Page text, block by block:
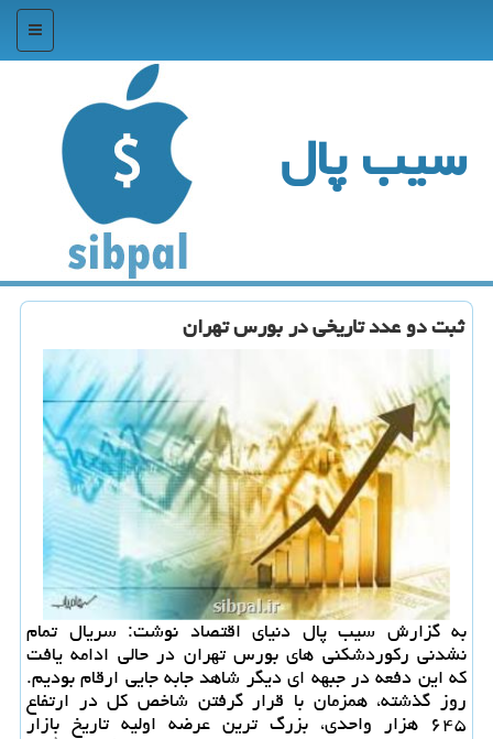
منو
سیب پال
ثبت دو عدد تاریخی در بورس تهران
به گزارش سیب پال دنیای اقتصاد نوشت: سریال تمام
نشدنی ركوردشكنی های بورس تهران در حالی ادامه یافت
كه این دفعه در جبهه ای دیگر شاهد جابه جایی ارقام بودیم.
روز گذشته، همزمان با قرار گرفتن شاخص كل در ارتفاع
۶۴۵ هزار واحدی، بزرگ ترین عرضه اولیه تاریخ بازار